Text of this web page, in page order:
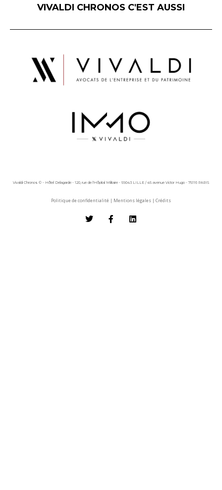
VIVALDI CHRONOS C'EST AUSSI
Vivaldi Chronos © - Hôtel Delagarde - 120, rue de l'Hôpital Militaire - 59043 LILLE / 45 avenue Victor Hugo - 75116 PARIS
Politique de confidentialité | Mentions légales | Crédits